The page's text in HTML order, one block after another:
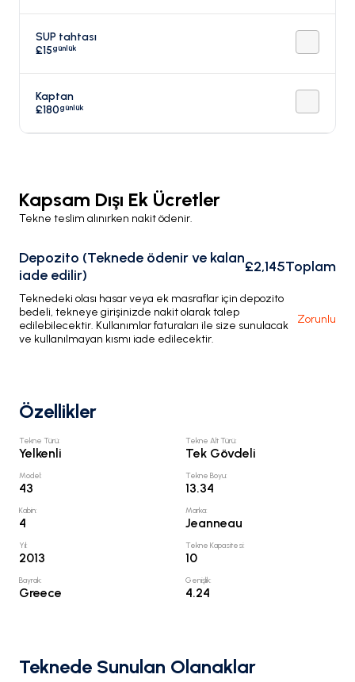
SUP tahtası
£15günlük
Kaptan
£180günlük
Kapsam Dışı Ek Ücretler
Tekne teslim alınırken nakit ödenir.
Depozito (Teknede ödenir ve kalan
iade edilir)
£2,145Toplam
Teknedeki olası hasar veya ek masraflar için depozito
bedeli, tekneye girişinizde nakit olarak talep
edilebilecektir. Kullanımlar faturaları ile size sunulacak
ve kullanılmayan kısmı iade edilecektir.
Zorunlu
Özellikler
Tekne Türü:
Yelkenli
Tekne Alt Türü:
Tek Gövdeli
Model:
43
Tekne Boyu:
13.34
Kabin:
4
Marka:
Jeanneau
Yıl:
2013
Tekne Kapasitesi:
10
Bayrak:
Greece
Genişlik:
4.24
Teknede Sunulan Olanaklar